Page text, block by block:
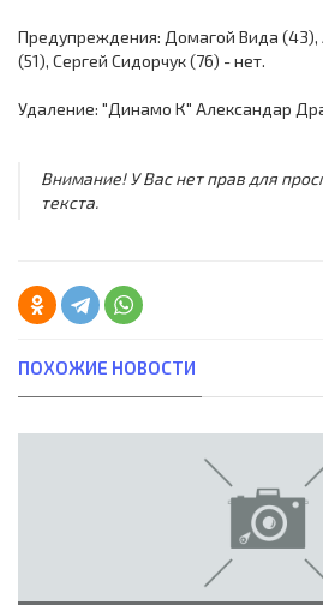
Предупреждения: Домагой Вида
(51), Сергей Сидорчук (76) - нет.
Удаление: "Динамо К" Александар
Внимание! У Вас нет прав для
текста.
ПОХОЖИЕ НОВОСТИ